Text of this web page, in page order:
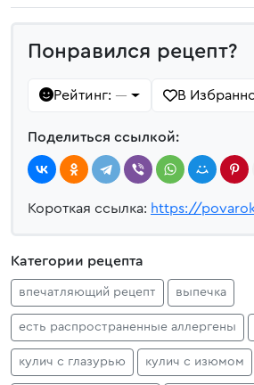
Понравился рецепт?
Рейтинг: — В
Поделиться ссылкой:
Короткая ссылка: https://
Категории рецепта
впечатляющий рецепт выпечка
есть распространенные аллергены
кулич с глазурью кулич с изюмом